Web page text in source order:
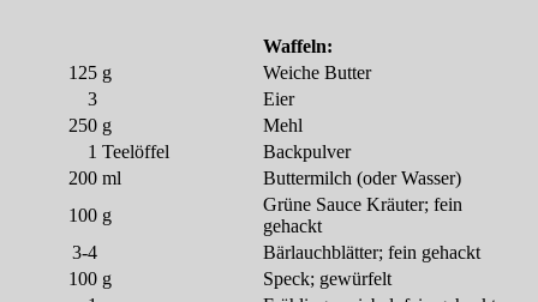
Waffeln:
125 g
Weiche Butter
3
Eier
250 g
Mehl
1 Teelöffel
Backpulver
200 ml
Buttermilch (oder Wasser)
100 g
Grüne Sauce Kräuter; fein
gehackt
3-4
Bärlauchblätter; fein gehackt
100 g
Speck; gewürfelt